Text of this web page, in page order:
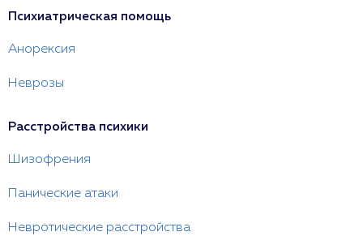
Психиатрическая помощь
Анорексия
Неврозы
Расстройства психики
Шизофрения
Панические атаки
Невротические расстройства